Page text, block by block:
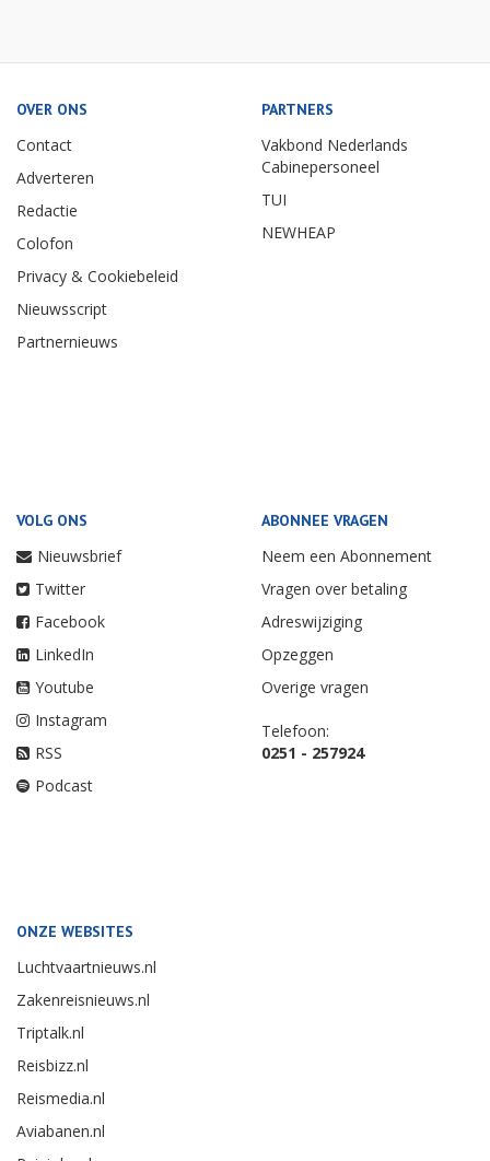
OVER ONS
Contact
Adverteren
Redactie
Colofon
Privacy & Cookiebeleid
Nieuwsscript
Partnernieuws
PARTNERS
Vakbond Nederlands
Cabinepersoneel
TUI
NEWHEAP
VOLG ONS
Nieuwsbrief
Twitter
Facebook
LinkedIn
Youtube
Instagram
RSS
Podcast
ABONNEE VRAGEN
Neem een Abonnement
Vragen over betaling
Adreswijziging
Opzeggen
Overige vragen
Telefoon:
0251 - 257924
ONZE WEBSITES
Luchtvaartnieuws.nl
Zakenreisnieuws.nl
Triptalk.nl
Reisbizz.nl
Reismedia.nl
Aviabanen.nl